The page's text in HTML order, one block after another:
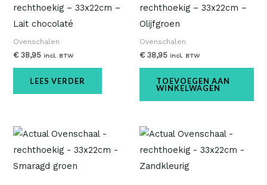
rechthoekig – 33x22cm –
Lait chocolaté
Ovenschalen
€38,95 incl. BTW
LEES VERDER
rechthoekig – 33x22cm –
Olijfgroen
Ovenschalen
€38,95 incl. BTW
TOEVOEGEN AAN
WINKELWAGEN